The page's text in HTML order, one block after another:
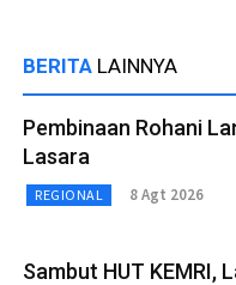
BERITA LAINNYA
Pembinaan Rohani
Lasara
REGIONAL 8 Agt 2026
Sambut HUT KEMRI,